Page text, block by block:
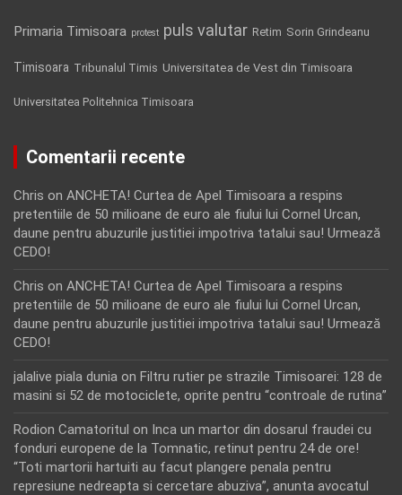
Primaria Timisoara protest puls valutar Retim Sorin Grindeanu
Timisoara Tribunalul Timis Universitatea de Vest din Timisoara
Universitatea Politehnica Timisoara
Comentarii recente
Chris on ANCHETA! Curtea de Apel Timisoara a respins
pretentiile de 50 milioane de euro ale fiului lui Cornel Urcan,
daune pentru abuzurile justitiei impotriva tatalui sau! Urmează
CEDO!
Chris on ANCHETA! Curtea de Apel Timisoara a respins
pretentiile de 50 milioane de euro ale fiului lui Cornel Urcan,
daune pentru abuzurile justitiei impotriva tatalui sau! Urmează
CEDO!
jalalive piala dunia on Filtru rutier pe strazile Timisoarei: 128 de
masini si 52 de motociclete, oprite pentru “controale de rutina”
Rodion Camatoritul on Inca un martor din dosarul fraudei cu
fonduri europene de la Tomnatic, retinut pentru 24 de ore!
“Toti martorii hartuiti au facut plangere penala pentru
represiune nedreapta si cercetare abuziva”, anunta avocatul